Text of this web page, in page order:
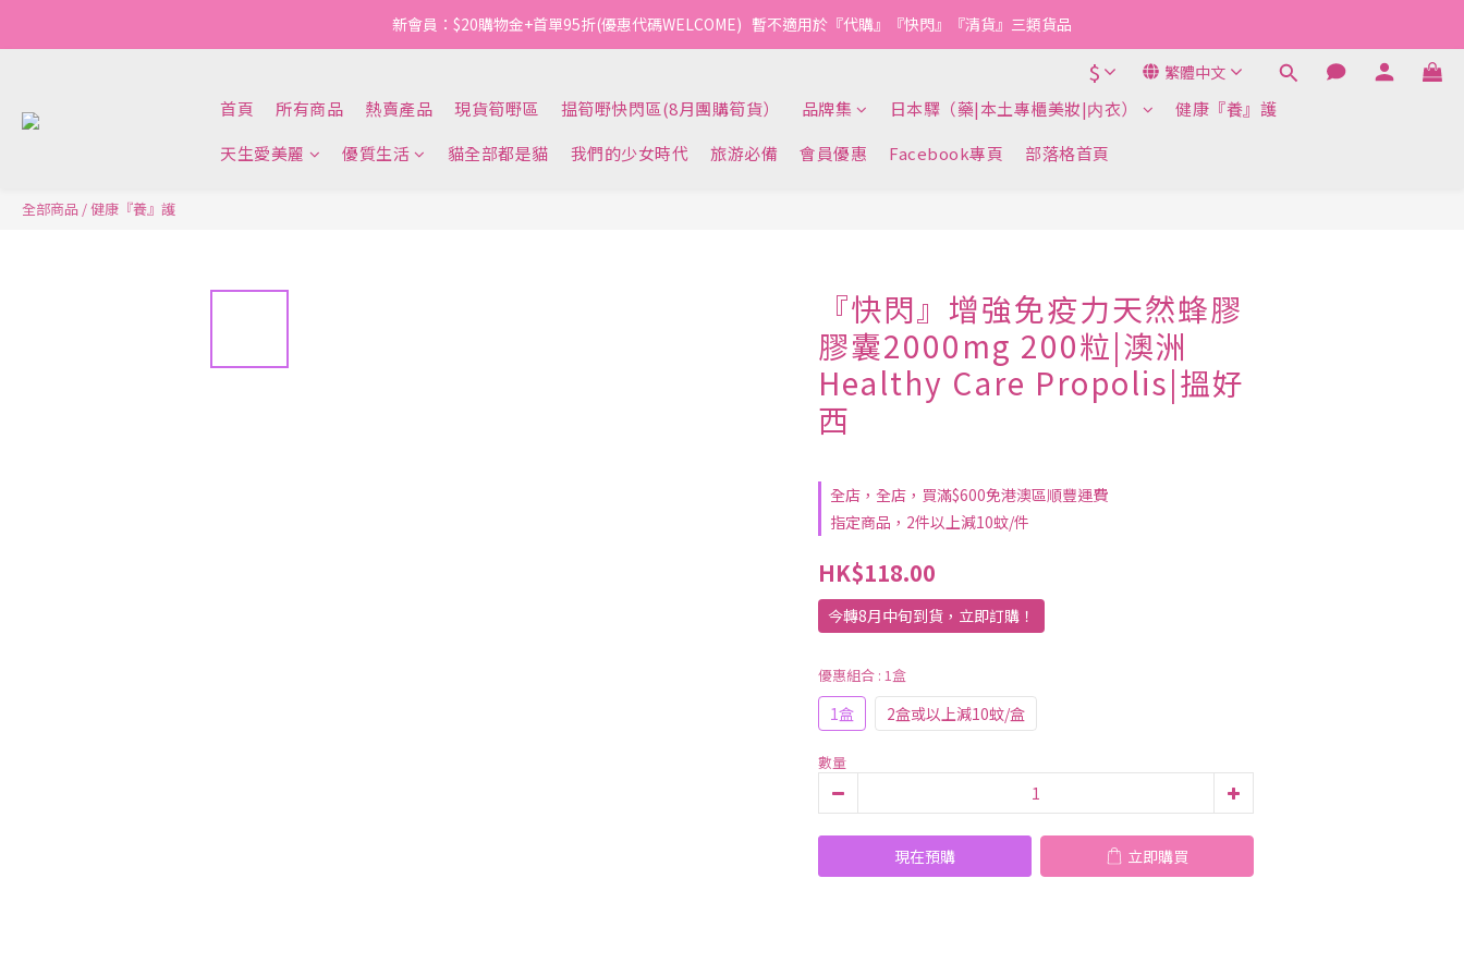
新會員：$20購物金+首單95折(優惠代碼WELCOME)   暫不適用於『代購』『快閃』『清貨』三類貨品
$ 繁體中文
首頁 所有商品 熱賣產品 現貨筍嘢區 揾筍嘢快閃區(8月團購筍貨） 品牌集 日本驛（藥|本土專櫃美妝|内衣）
健康『養』護
天生愛美麗
優質生活 貓全部都是貓 我們的少女時代 旅游必備 會員優惠 Facebook專頁 部落格首頁
全部商品 /健康『養』護
『快閃』增強免疫力天然蜂膠
膠囊2000mg 200粒|澳洲
Healthy Care Propolis|搵好
西
全店，全店，買滿$600免港澳區順豐運費
指定商品，2件以上減10蚊/件
HK$118.00
今轉8月中旬到貨，立即訂購！
優惠組合 : 1盒
1盒 2盒或以上減10蚊/盒
數量
現在預購 立即購買